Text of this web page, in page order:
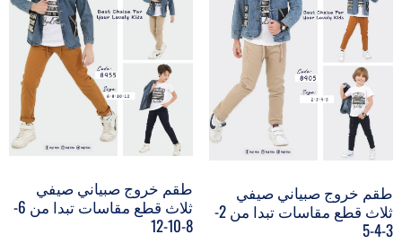
طقم خروج صبياني صيفي
ثلاث قطع مقاسات تبدا من 2-
3-4-5
طقم خروج صبياني صيفي
ثلاث قطع مقاسات تبدا من 6-
8-10-12